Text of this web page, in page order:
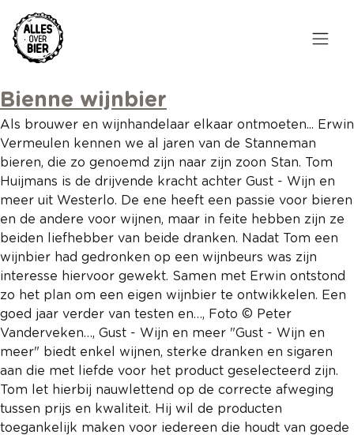
en
naar
gaan
Topmenu INLOGGEN
REGISTREREN
ADVERTEREN
MELDPUNT
Hoofdnavigatie
HOME
BROUWEN
BLOG
AANBOD
AGENDA
CONTACT
Bienne wijnbier
Als brouwer en wijnhandelaar elkaar ontmoeten... Erwin
Vermeulen kennen we al jaren van de Stanneman
bieren, die zo genoemd zijn naar zijn zoon Stan. Tom
Huijmans is de drijvende kracht achter Gust - Wijn en
meer uit Westerlo. De ene heeft een passie voor bieren
en de andere voor wijnen, maar in feite hebben zijn ze
beiden liefhebber van beide dranken. Nadat Tom een
wijnbier had gedronken op een wijnbeurs was zijn
interesse hiervoor gewekt. Samen met Erwin ontstond
zo het plan om een eigen wijnbier te ontwikkelen. Een
goed jaar verder van testen en…, Foto © Peter
Vanderveken…, Gust - Wijn en meer "Gust - Wijn en
meer" biedt enkel wijnen, sterke dranken en sigaren
aan die met liefde voor het product geselecteerd zijn.
Tom let hierbij nauwlettend op de correcte afweging
tussen prijs en kwaliteit. Hij wil de producten
toegankelijk maken voor iedereen die houdt van goede